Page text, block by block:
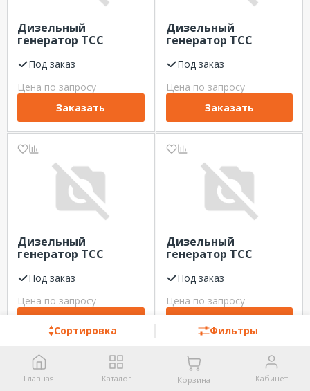
Сортировка Фильтры
Дизельный
генератор ТСС
Под заказ
Цена по запросу
Заказать
Дизельный
генератор ТСС
Под заказ
Цена по запросу
Заказать
Дизельный
генератор ТСС
Под заказ
Цена по запросу
Дизельный
генератор ТСС
Под заказ
Цена по запросу
Главная Каталог Корзина Кабинет